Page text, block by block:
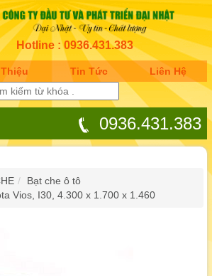
Hotline : 0936.431.383
Tin Tức Liên Hệ
0936.431.383
Bạt che ô tô
Vios, I30, 4.300 x 1.700 x 1.460